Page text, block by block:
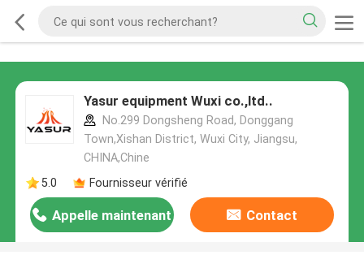
Yasur equipment Wuxi co.,ltd..
No.299 Dongsheng Road, Donggang
Town,Xishan District, Wuxi City, Jiangsu,
CHINA,Chine
5.0
Fournisseur vérifié
Appelle maintenant Contact